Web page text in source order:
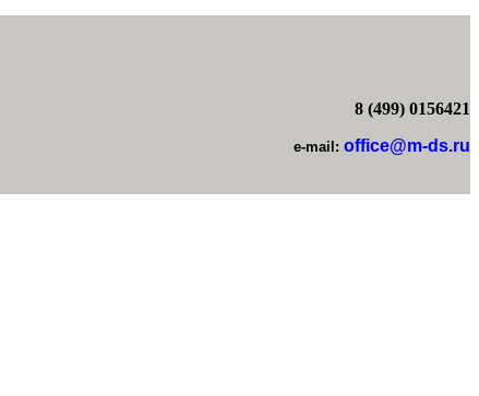
8 (499) 0156421
e-mail: office@m-ds.ru